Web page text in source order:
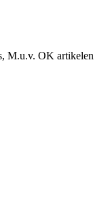
M.u.v. OK artikelen